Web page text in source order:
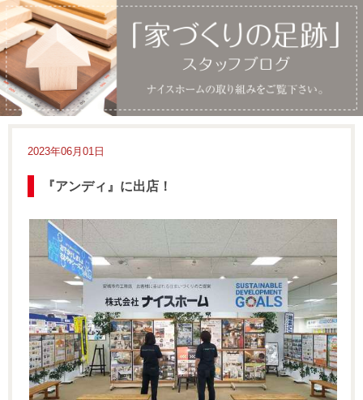
2023年06月01日
『アンディ』に出店！